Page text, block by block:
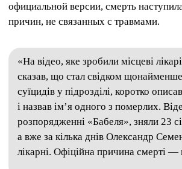
официальной версии, смерть
причин, не связанных с травмами.
«На відео, яке зробили місцеві
сказав, що стал свідком
суїцидів у підрозділі, коротко
і назвав імʼя одного з померлих.
розпорядженні «Бабеля», зняли 23
а вже за кілька днів Олександр
лікарні. Офіційна причина смерті